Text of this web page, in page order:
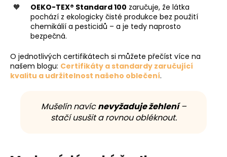
OEKO-TEX® Standard 100 zaručuje, že látka
pochází z ekologicky čisté produkce bez použití
chemikálií a pesticidů – a je tedy naprosto
bezpečná.
O jednotlivých certifikátech si můžete přečíst více na
našem blogu: Certifikáty a standardy zaručující
kvalitu a udržitelnost našeho oblečení.
Mušelín navícnevyžaduje žehlení–
stačí usušit a rovnou obléknout.